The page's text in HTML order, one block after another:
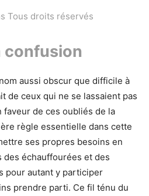
Tous droits réservés
confusion
aussi obscur que difficile à
de ceux qui ne se lassaient pas
de ces oubliés de la
règle essentielle dans cette
ses propres besoins en
des échauffourées et des
pour autant y participer
prendre parti. Ce fil ténu du